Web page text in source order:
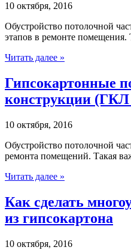
10 октября, 2016
Обустройство потолочной
этапов в ремонте помещения.
Читать далее »
Гипсокартонные
конструкции
10 октября, 2016
Обустройство потолочной
ремонта помещений. Такая
Читать далее »
Как сделать
из гипсокартона
10 октября, 2016